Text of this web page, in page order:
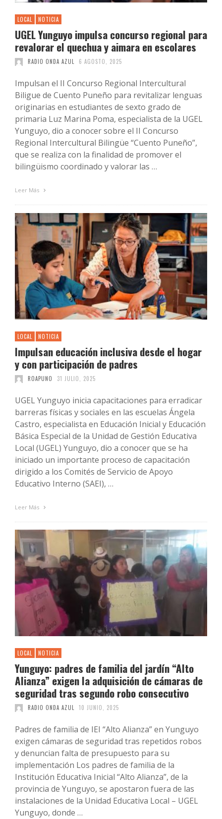
LOCAL NOTICIA
UGEL Yunguyo impulsa concurso regional para
revalorar el quechua y aimara en escolares
RADIO ONDA AZUL 6 AGOSTO, 2025
Impulsan el II Concurso Regional Intercultural
Biligue de Cuento Puneño para revitalizar lenguas
originarias en estudiantes de sexto grado de
primaria Luz Marina Poma, especialista de la UGEL
Yunguyo, dio a conocer sobre el II Concurso
Regional Intercultural Bilingüe “Cuento Puneño”,
que se realiza con la finalidad de promover el
bilingüismo coordinado y valorar las …
Leer Más
LOCAL NOTICIA
Impulsan educación inclusiva desde el hogar
y con participación de padres
ROAPUNO 31 JULIO, 2025
UGEL Yunguyo inicia capacitaciones para erradicar
barreras físicas y sociales en las escuelas Ángela
Castro, especialista en Educación Inicial y Educación
Básica Especial de la Unidad de Gestión Educativa
Local (UGEL) Yunguyo, dio a conocer que se ha
iniciado un importante proceso de capacitación
dirigido a los Comités de Servicio de Apoyo
Educativo Interno (SAEI), …
Leer Más
LOCAL NOTICIA
Yunguyo: padres de familia del jardín “Alto
Alianza” exigen la adquisición de cámaras de
seguridad tras segundo robo consecutivo
RADIO ONDA AZUL 10 JUNIO, 2025
Padres de familia de IEI “Alto Alianza” en Yunguyo
exigen cámaras de seguridad tras repetidos robos
y denuncian falta de presupuesto para su
implementación Los padres de familia de la
Institución Educativa Inicial “Alto Alianza”, de la
provincia de Yunguyo, se apostaron fuera de las
instalaciones de la Unidad Educativa Local – UGEL
Yunguyo, donde …